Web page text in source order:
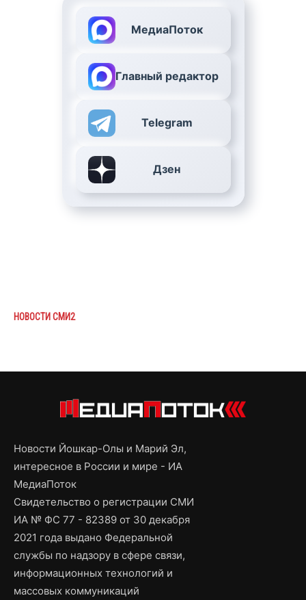
МедиаПоток
Главный редактор
Telegram
Дзен
НОВОСТИ СМИ2
Новости Йошкар-Олы и Марий Эл,
интересное в России и мире - ИА
МедиаПоток
Свидетельство о регистрации СМИ
ИА № ФС 77 - 82389 от 30 декабря
2021 года выдано Федеральной
службы по надзору в сфере связи,
информационных технологий и
массовых коммуникаций